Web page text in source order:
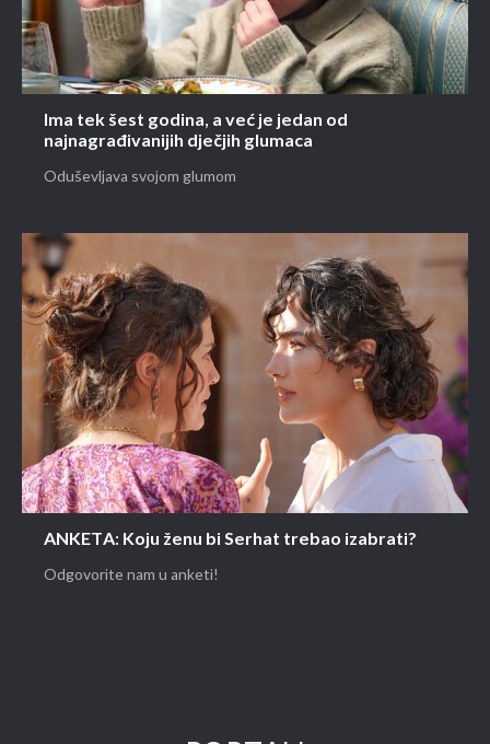
Ima tek šest godina, a već je jedan od
najnagrađivanijih dječjih glumaca
Oduševljava svojom glumom
ANKETA: Koju ženu bi Serhat trebao izabrati?
Odgovorite nam u anketi!